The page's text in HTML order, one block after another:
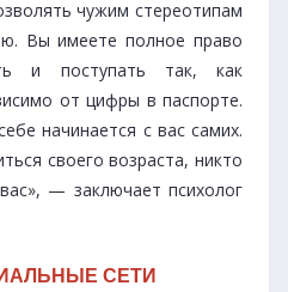
чужим стереотипам
Вы имеете полное право
и поступать так, как
от цифры в паспорте.
начинается с вас самих.
своего возраста, никто
— заключает психолог
СЕТИ